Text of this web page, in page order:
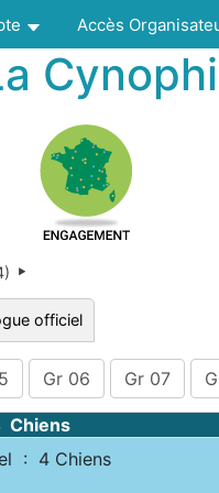
Accès
officiel
Gr 06 Gr 07
Chiens
: 4 Chiens